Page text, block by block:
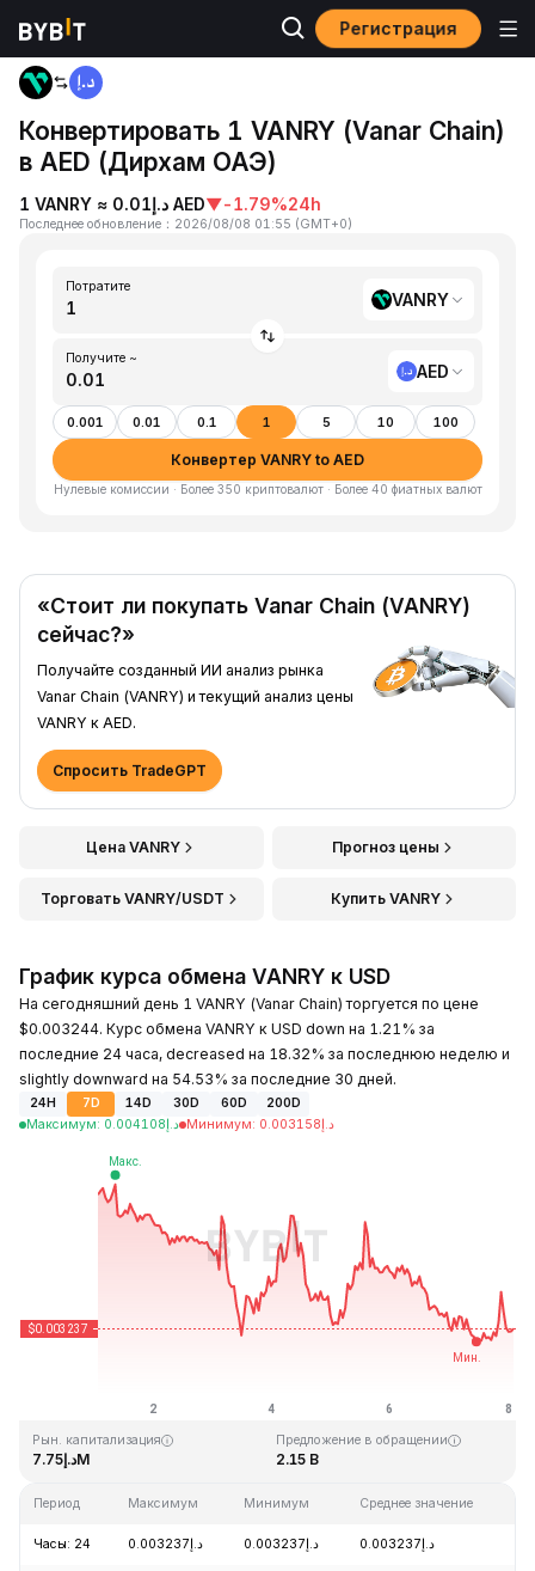
Регистрация
Главная
Конвертировать 1 VANRY (Vanar Chain)
в AED (Дирхам ОАЭ)
1 VANRY ≈ د.إ0.01 AED▼-1.79%24h
Последнее обновление ： 2026/08/08 01:55 (GMT+0)
Потратите
VANRY
Получите ~
AED
0.001 0.01 0.1 1 5 10 100
Конвертер VANRY to AED
Нулевые комиссии · Более 350 криптовалют · Более 40 фиатных валют
«Стоит ли покупать Vanar Chain (VANRY)
сейчас?»
Получайте созданный ИИ анализ рынка
Vanar Chain (VANRY) и текущий анализ цены
VANRY к AED.
Спросить TradeGPT
Цена VANRY Прогноз цены
Торговать VANRY/USDT Купить VANRY
График курса обмена VANRY к USD
На сегодняшний день 1 VANRY (Vanar Chain) торгуется по цене
$0.003244. Курс обмена VANRY к USD down на 1.21% за
последние 24 часа, decreased на 18.32% за последнюю неделю и
slightly downward на 54.53% за последние 30 дней.
24H 7D 14D 30D 60D
200D
Максимум: د.إ0.004108 Минимум: د.إ0.003158
Рын. капитализация
د.إ7.75M
Предложение в обращении
2.15 B
Период Максимум Минимум Среднее значение
Часы: 24 د.إ0.003237 د.إ0.003237 د.إ0.003237